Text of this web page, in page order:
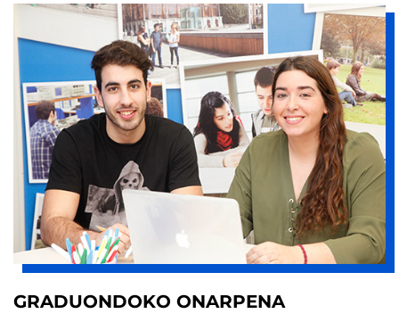
GRADUONDOKO ONARPENA